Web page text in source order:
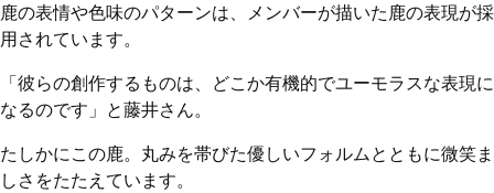
鹿の表情や色味のパターンは、メンバーが描いた鹿の表現が採
用されています。
「彼らの創作するものは、どこか有機的でユーモラスな表現に
なるのです」と藤井さん。
たしかにこの鹿。丸みを帯びた優しいフォルムとともに微笑ま
しさをたたえています。